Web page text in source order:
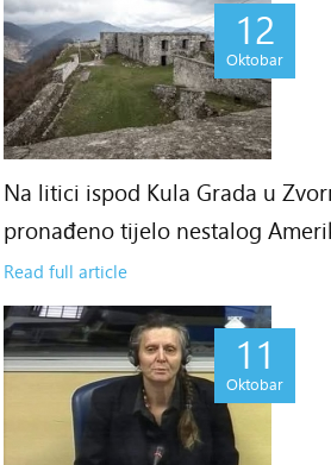
12
Oktobar
Na litici ispod Kula Grada u
pronađeno tijelo nestalog
Read full article
11
Oktobar